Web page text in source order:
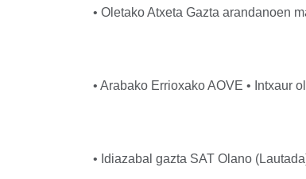
• Oletako Atxeta Gazta arandanoen
• Arabako Errioxako AOVE • Intxaur
• Idiazabal gazta SAT Olano